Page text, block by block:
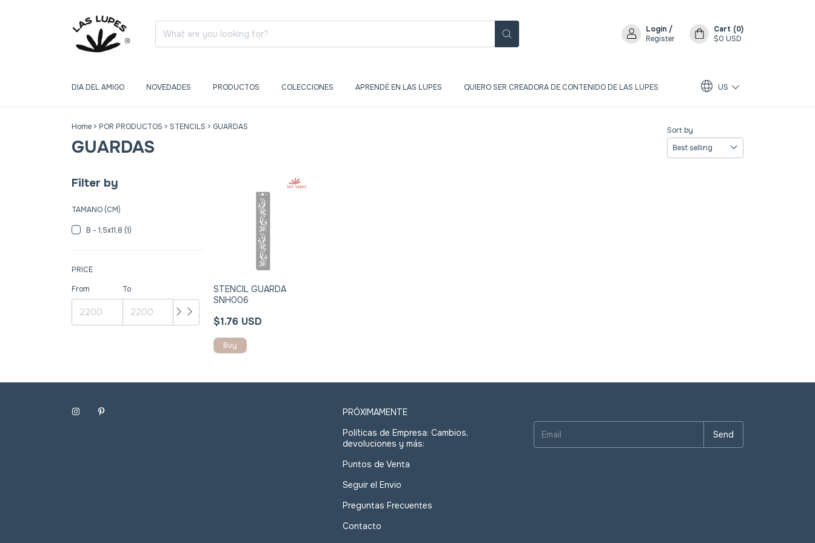
Login /
Register
Cart (0)
$0 USD
DIA DEL AMIGO NOVEDADES PRODUCTOS COLECCIONES APRENDÉ EN LAS LUPES QUIERO SER CREADORA DE CONTENIDO DE LAS LUPES US
Home > POR PRODUCTOS > STENCILS > GUARDAS
GUARDAS
Sort by
Filter by
TAMANO (CM)
B - 1,5x11,8 (1)
PRICE
From
To
STENCIL GUARDA
SNH006
$1.76 USD
Buy
PRÓXIMAMENTE
Políticas de Empresa: Cambios,
devoluciones y más:
Puntos de Venta
Seguir el Envio
Preguntas Frecuentes
Contacto